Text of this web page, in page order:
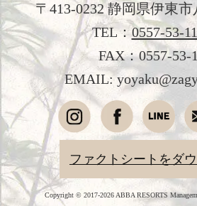
〒413-0232 静岡県伊東市
TEL：0557-53-
FAX：0557-53-
EMAIL:
ファクトシートをダ
Copyright © 2017-2026 ABBA RESORTS
よくあるご質問
プライバシーポリ
会社概要
採用情報
オンラインショ